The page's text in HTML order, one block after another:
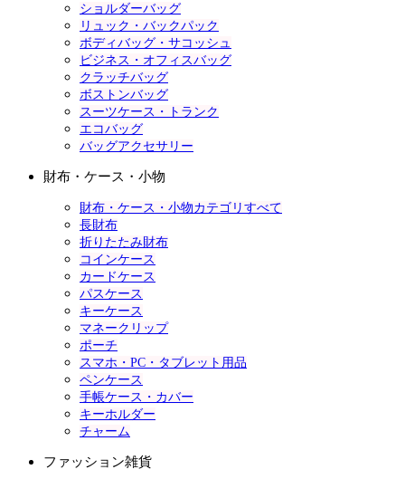
ショルダーバッグ
リュック・バックパック
ボディバッグ・サコッシュ
ビジネス・オフィスバッグ
クラッチバッグ
ボストンバッグ
スーツケース・トランク
エコバッグ
バッグアクセサリー
財布・ケース・小物
財布・ケース・小物カテゴリすべて
長財布
折りたたみ財布
コインケース
カードケース
パスケース
キーケース
マネークリップ
ポーチ
スマホ・PC・タブレット用品
ペンケース
手帳ケース・カバー
キーホルダー
チャーム
ファッション雑貨